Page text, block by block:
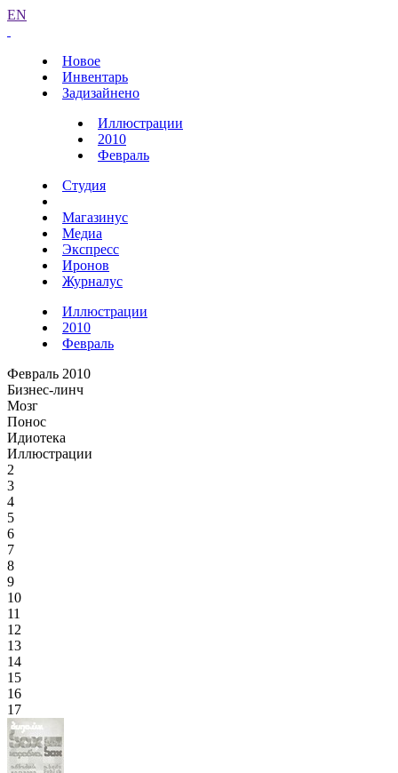
EN
Новое
Инвентарь
Задизайнено
Иллюстрации
2010
Февраль
Студия
Магазинус
Медиа
Экспресс
Иронов
Журналус
Иллюстрации
2010
Февраль
Февраль 2010
Бизнес-линч
Мозг
Понос
Идиотека
Иллюстрации
2
3
4
5
6
7
8
9
10
11
12
13
14
15
16
17